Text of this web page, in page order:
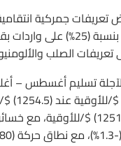
جمركية
تعريفات الصلب
تسليم أغسطس –
جلسة الخميس (1251.0) $/